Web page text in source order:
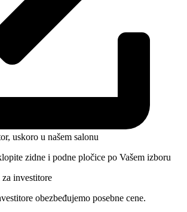
uskoro u našem salonu
zidne i podne pločice po Vašem izboru
za investitore
obezbeđujemo posebne cene.